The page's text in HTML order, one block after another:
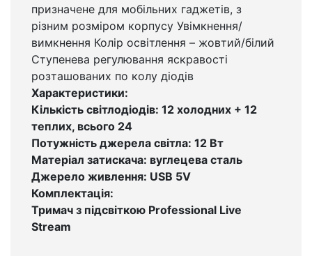
призначене для мобільних гаджетів, з
різним розміром корпусу Увімкнення/
вимкнення Колір освітлення – жовтий/білий
Ступенева регулювання яскравості
розташованих по колу діодів
Характеристики:
Кількість світлодіодів: 12 холодних + 12
теплих, всього 24
Потужність джерела світла: 12 Вт
Матеріал затискача: вуглецева сталь
Джерело живлення: USB 5V
Комплектація:
Тримач з підсвіткою Professional Live
Stream